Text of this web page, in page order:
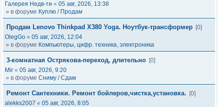
Галерея Недв-ти « 05 авг, 2026, 13:38
» в форуме Куплю / Продам
Продам Lenovo Thinkpad X380 Yoga. Ноутбук-трансформер [0]
OlegGo « 05 авг, 2026, 12:04
» в форуме Компьютеры, цифр. техника, электроника
3-комнатная Острякова-переход, длительно [0]
Mir « 05 авг, 2026, 9:20
» в форуме Сниму / Сдам
Ремонт Сантехники. Ремонт бойлеров,чистка,установка.
[0]
alekks2007 « 05 авг, 2026, 8:05